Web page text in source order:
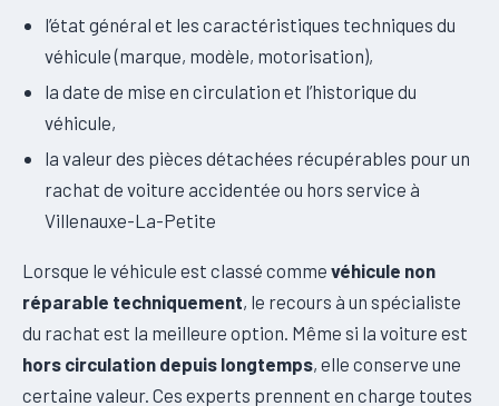
l’état général et les caractéristiques techniques du
véhicule (marque, modèle, motorisation),
la date de mise en circulation et l’historique du
véhicule,
la valeur des pièces détachées récupérables pour un
rachat de voiture accidentée ou hors service à
Villenauxe-La-Petite
Lorsque le véhicule est classé comme véhicule non
réparable techniquement, le recours à un spécialiste
du rachat est la meilleure option. Même si la voiture est
hors circulation depuis longtemps, elle conserve une
certaine valeur. Ces experts prennent en charge toutes